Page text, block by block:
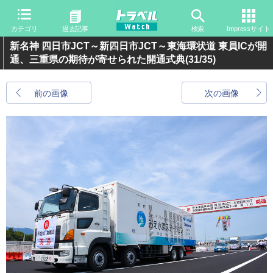
カテゴリ 過去記事 検索 Impressサイト
新名神 四日市JCT～新四日市JCT～東海環状道 東員ICが開
通、三重県の期待が寄せられた開通式典(31/35)
前の画像 次の画像